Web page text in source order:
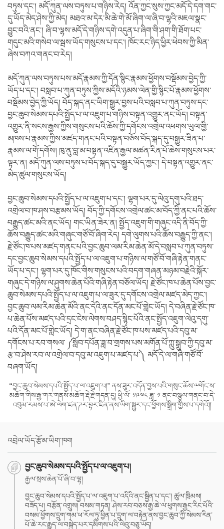
བཏུས་དང་། མདོ་ཀུན་ལས་བཏུས་པ་གཉིས་རེད། འོན་ཀྱང་སུས་ཀྱང་མདོ་དེ་དག་གང་
དུ་ཡོད་མེད་ཤེས་ཀྱི་མེད། མཐའ་མ་དེར་མི་ཆེ་གེ་མོ་ཞིག་ལ་ཞི་བ་ལྷའི་མཇལ་སྣང་
བྱུང་བའི་ནང་། ཞི་བ་ལྷས་མདོ་དེ་གཉིས་དགེ་འདུན་པ་ཞིག་གི་ཤག་གི་ཐོག་པང་
གདུང་མའི་གསེབ་ལ་སྦས་ཡོད་གསུངས་པ་དང་། ཁོང་རང་ཉིད་ཕྱིར་ཕེབས་ཀྱི་མིན་
ཞེས་བཀའ་གནང་བ་རེད།
མདོ་ཀུན་ལས་བཏུས་པས་མདོ་རྣམས་ཀྱི་དོན་སྙིང་རྣམས་ཕྱོགས་བསྡོམས་བྱེད་ཀྱི་
ཡོད་པ་དང་། བསླབ་པ་ཀུན་བཏུས་ཀྱིས་མདོའི་ཉམས་ལེན་གྱི་སྙིང་པོ་རྣམས་ཕྱོགས་
བསྡོམས་བྱེད་ཀྱི་ཡོད། བོད་སྐད་ནང་ཡིག་སྒྱུར་བྱས་པའི་བསླབ་པ་ཀུན་བཏུས་དང་
བྱང་ཆུབ་སེམས་དཔའི་སྤྱོད་པ་ལ་འཇུག་པ་གཉིས་བསྟན་འགྱུར་ནང་ཡོད། བསྟན་
འགྱུར་ནི་སངས་རྒྱས་ཀྱིས་གསུངས་པའི་ཆོས་ཀྱི་དགོངས་འགྲེལ་འཕགས་ཡུལ་གྱི་
མཁས་པ་རྣམས་ཀྱིས་མཛད་གནང་པའི་བསྟན་བཅོས་བོད་སྐད་དུ་བསྒྱུར་ཟིན་པ་
རྣམས་ལ་གོ་དགོས། ཁུ་ནུ་བླ་མ་བསྟན་འཛིན་རྒྱལ་མཚན་རིན་པོ་ཆེས་གསུངས་པར་
ལྟར་ན། མདོ་ཀུན་ལས་བཏུས་པ་བོད་སྐད་དུ་བསྒྱུར་ཡོད་ཀྱང་། དེ་བསྟན་འགྱུར་ནང་
མེད་ཚུལ་གསུངས་ཡོད།
བྱང་ཆུབ་སེམས་དཔའི་སྤྱོད་པ་ལ་འཇུག་པ་དང་། ལྷག་པར་དུ་ལེའུ་དགུ་པའི་ཐད་
འགྲེལ་བ་ཁ་ཤས་བརྩམས་ཡོད། བོད་ཀྱི་དགོངས་འགྲེལ་ཚང་མ་བོད་ཀྱི་ནང་པའི་ཆོས་
བརྒྱུད་ཚང་མའི་ནང་ཡོད། གང་ཡིན་ཟེར་ན། སྤྱོད་འཇུག་གི་གཞུང་འདི་ནི་བོད་ཀྱི་
ཆོས་བརྒྱུད་ཚང་མའི་གཞུང་གཙོ་བོ་ཞིག་རེད། དགེ་ལུགས་པའི་ཆོས་བརྒྱུད་ཀྱི་ནང་།
རྗེ་ཙོང་ཁ་པས་མཛད་གནང་པའི་བྱང་ཆུབ་ལམ་རིམ་ཆེན་མོ་དེ་བསླབ་པ་ཀུན་བཏུས་
དང་བྱང་ཆུབ་སེམས་དཔའི་སྤྱོད་པ་ལ་འཇུག་པ་གཉིས་ལ་གཙོ་བོ་གཞི་རྟེན་གནང་
ཡོད་པ་དང་། ལྷག་པར་དུ་ཁོང་གིས་གསུངས་པའི་བདག་གཞན་མཉམ་བརྗེའི་སྐོར་
གཞུང་དེ་གཉིས་ལ་ཤུགས་ཆེན་པོའི་གཞི་རྟེན་བཅོལ་ཡོད། རྗེ་ཙོང་ཁ་པ་ཆེན་པོས་བྱང་
ཆུབ་སེམས་དཔའི་སྤྱོད་པ་ལ་འཇུག་པ་ལ་ཟུར་དུ་དགོངས་འགྲེལ་མཛད་མེད་ཀྱང་།
བྱང་ཆུབ་ལམ་རིམ་ཆེན་མོའི་ནང་དེའི་ནང་དོན་མང་པོ་གླེང་ཡོད། དེ་བཞིན་རྗེ་ཙོང་ཁ་
པ་ཆེན་པོས་མཛད་པའི་དྲང་ངེས་ལེགས་བཤད་སྙིང་པོའི་ནང་སྤྱོད་འཇུག་ལེའུ་དགུ་
པའི་དོན་མང་པོ་གླེང་ཡོད། དེ་ག་ནང་བཞིན་རྗེ་ཙོང་ཁ་པས་མཛད་པའི་དབུ་མ་
དགོངས་པ་རབ་གསལ་ ༼སློབ་དཔོན་ཟླ་བ་གྲགས་པས་མགོན་པོ་ཀླུ་སྒྲུབ་ཀྱི་དབུ་མ་
རྩ་བ་ཤེས་རབ་ལ་འགྲེལ་བ་དབུ་མ་འཇུག་པ་མཛད་པ་༽ མདོ་དེ་ལ་གཞི་གཙོ་བོ་
བཞག་ཡོད།
“བྱང་ཆུབ་སེམས་དཔའི་སྤྱོད་པ་ལ་འཇུག་པ།” ནས་ཟུར་འདོན་བྱས་པའི་གསུང་ཆོས་ྋགོང་ས་
མཆོག་གིས་རྒྱ་གར་གནས་མཆོག་རྡེ་རྗེ་གདན་དུ། ཕྱི་ལོ་ ༡༩༧༨ ཟླ་ ༡ ནང་བསྩལ་གནང་བ་དེ་
འབུམ་རམས་པ་ཨེ་ལེག་ཛན་ཌར་བྷར་ཛིན་ནས་ཡིག་སྒྱུར་དང་ཕྱོགས་སྒྲིག་གྱིས་པ་དགེའོ།།
འབྲེལ་ཡོད་རྩོམ་ཡིག་ཁག
བྱང་ཆུབ་སེམས་དཔའི་སྤྱོད་པ་ལ་འཇུག་པ།
རྒྱལ་སྲས་ཆེན་པོ་ཞི་བ་ལྷ།
བྱང་ཆུབ་སེམས་དཔའི་སྤྱོད་པ་ལ་འཇུག་པ་འདིའི་ནང་སྦྱིན་པ་དང་། ཚུལ་ཁྲིམས།
བཟོད་པ། བརྩོན་འགྲུས། བསམ་གཏན། ཤེས་རབ་བཅས་རྒྱ་ཆེ་ལ་ཕུགས་རྒྱང་རིང་པོའི་
བསམ་ཕྱོགས་དྲུག་གམ་ཕ་རོལ་ཏུ་ཕྱིན་པ་དྲུག་ལ་བརྟེན་ནས་བྱང་ཆུབ་ཀྱི་སེམས་རིན་
པོ་ཆེ་རང་རྒྱུད་ལ་བསྐྱེད་པར་དམིགས་པའི་ལེའུ་བཅུ་ཡོད།